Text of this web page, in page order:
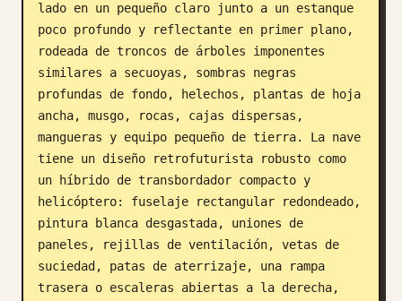
lado en un pequeño claro junto a un estanque
poco profundo y reflectante en primer plano,
rodeada de troncos de árboles imponentes
similares a secuoyas, sombras negras
profundas de fondo, helechos, plantas de hoja
ancha, musgo, rocas, cajas dispersas,
mangueras y equipo pequeño de tierra. La nave
tiene un diseño retrofuturista robusto como
un híbrido de transbordador compacto y
helicóptero: fuselaje rectangular redondeado,
pintura blanca desgastada, uniones de
paneles, rejillas de ventilación, vetas de
suciedad, patas de aterrizaje, una rampa
trasera o escaleras abiertas a la derecha,